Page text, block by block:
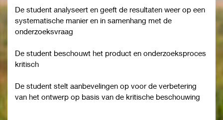
De student analyseert en geeft de resultaten weer op een
systematische manier en in samenhang met de
onderzoeksvraag
De student beschouwt het product en onderzoeksproces
kritisch
De student stelt aanbevelingen op voor de verbetering
van het ontwerp op basis van de kritische beschouwing